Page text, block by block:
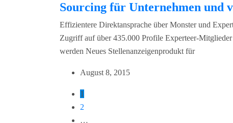
Sourcing für Unternehmen und
Effizientere Direktansprache über Monster und
Zugriff auf über 435.000 Profile Experteer-
werden Neues Stellenanzeigenprodukt für
August 8, 2015
1
2
…